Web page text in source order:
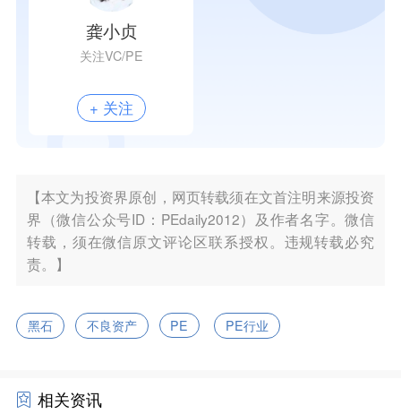
龚小贞
关注VC/PE
+ 关注
【本文为投资界原创，网页转载须在文首注明来源投资
界（微信公众号ID：PEdaily2012）及作者名字。微信
转载，须在微信原文评论区联系授权。违规转载必究
责。】
黑石 不良资产 PE PE行业
相关资讯